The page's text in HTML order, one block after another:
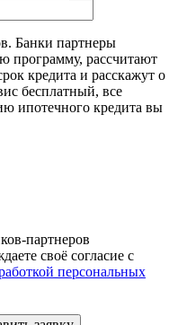
Банки партнеры
программу, рассчитают
кредита и расскажут о
бесплатный, все
ипотечного кредита вы
партнеров
своё согласие с
персональных